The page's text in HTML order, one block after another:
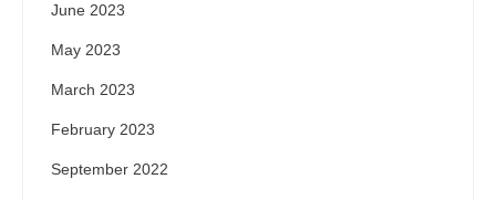
June 2023
May 2023
March 2023
February 2023
September 2022